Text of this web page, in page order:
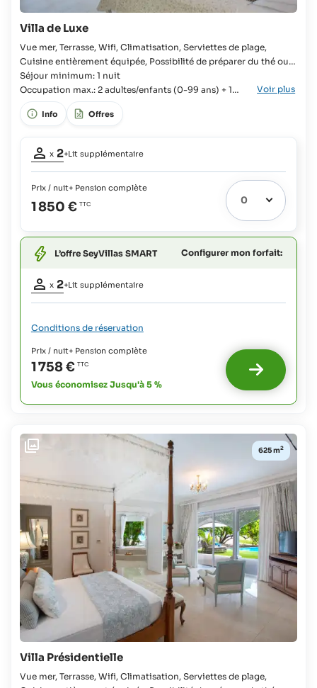
Villa de Luxe
Vue mer, Terrasse, Wifi, Climatisation, Serviettes de plage,
Cuisine entièrement équipée, Possibilité de préparer du thé ou
du café, Douche, Sèche-cheveux, Télévision Chambre, Lit King-
size, Vestiaire, Lit supplémentaire possible, Lit bébé possible,
Salle de bains en suite, Baignoire, Pension complète, Coin repas,
Coin bar,
Séjour minimum: 1 nuit
Occupation max.: 2 adultes/enfants (0-99 ans) + 1
enfant (0-18 ans)
Voir plus
Info Offres
Occupation
Lit extra
possible:
1
tous
les
gratuit
x 2+Lit supplémentaire
Prix / nuit+ Pension complète
1 850 €
L’offre SeyVillas SMART Configurer mon forfait:
Lit extra
Pour
tous
x 2+Lit supplémentaire
Conditions de réservation
Prix / nuit+ Pension complète
1 758 €
Vous économisez Jusqu'à 5 %
Villa Présidentielle
625 m2
Vue mer, Terrasse, Wifi, Climatisation, Serviettes de plage,